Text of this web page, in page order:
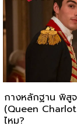
กางหลักฐาน พิสู
(Queen
ไหม?